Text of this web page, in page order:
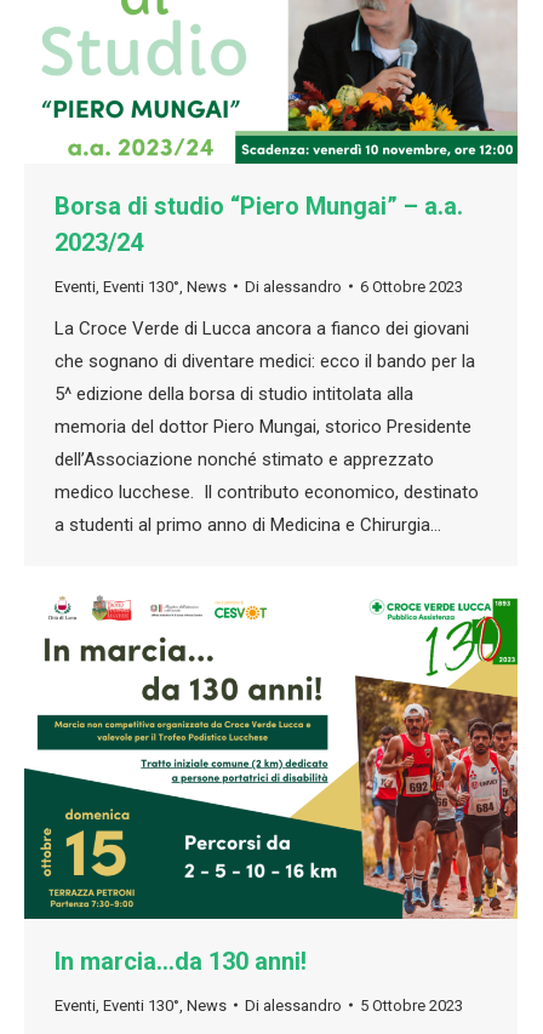
Borsa di studio “Piero Mungai” – a.a.
2023/24
Eventi Eventi 130° News Di alessandro 6 Ottobre 2023
La Croce Verde di Lucca ancora a fianco dei giovani
che sognano di diventare medici: ecco il bando per la
5^ edizione della borsa di studio intitolata alla
memoria del dottor Piero Mungai, storico Presidente
dell’Associazione nonché stimato e apprezzato
medico lucchese. Il contributo economico, destinato
a studenti al primo anno di Medicina e Chirurgia…
In marcia…da 130 anni!
Eventi Eventi 130° News Di alessandro 5 Ottobre 2023